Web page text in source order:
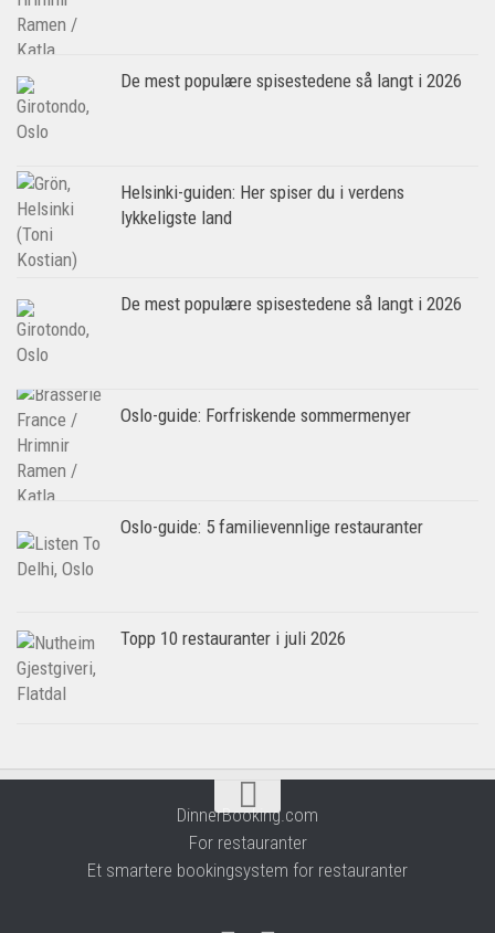
De mest populære spisestedene så langt i 2026
Helsinki-guiden: Her spiser du i verdens
lykkeligste land
De mest populære spisestedene så langt i 2026
Oslo-guide: Forfriskende sommermenyer
Oslo-guide: 5 familievennlige restauranter
Topp 10 restauranter i juli 2026
DinnerBooking.com
For restauranter
Et smartere bookingsystem for restauranter